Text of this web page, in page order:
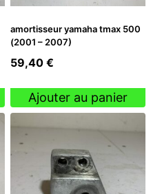
amortisseur yamaha tmax 500
(2001 – 2007)
59,40 €
Ajouter au panier